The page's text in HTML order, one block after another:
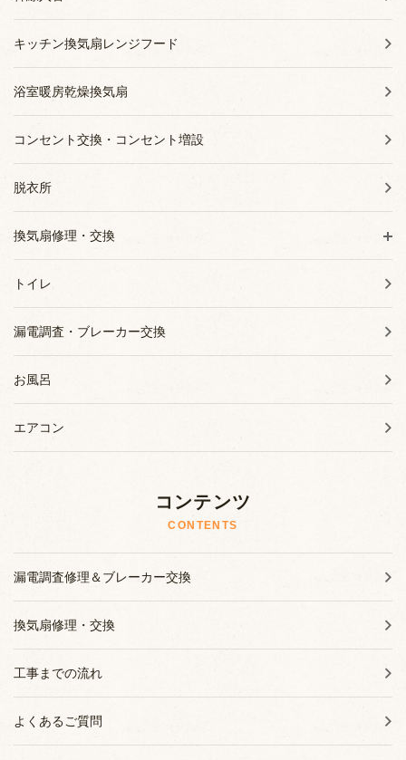
キッチン換気扇レンジフード
浴室暖房乾燥換気扇
コンセント交換・コンセント増設
脱衣所
換気扇修理・交換
トイレ
漏電調査・ブレーカー交換
お風呂
エアコン
コンテンツ
CONTENTS
漏電調査修理＆ブレーカー交換
換気扇修理・交換
工事までの流れ
よくあるご質問